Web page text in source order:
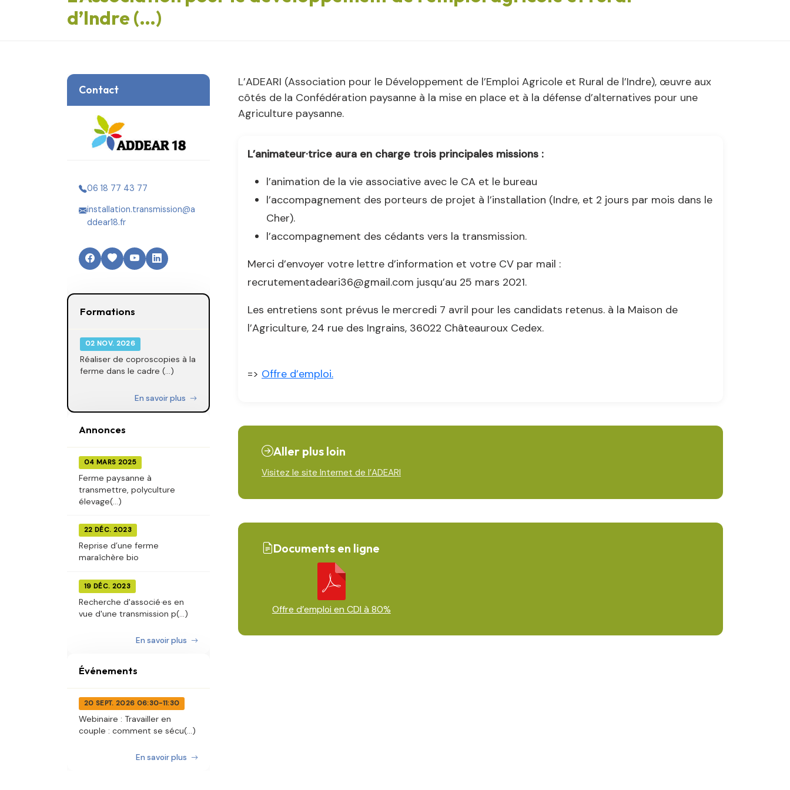
d’Indre (…)
Contact
06 18 77 43 77
installation.transmission@a
ddear18.fr
Formations
02 NOV. 2026
Réaliser de coproscopies à la
ferme dans le cadre (...)
En savoir plus
Annonces
04 MARS 2025
Ferme paysanne à
transmettre, polyculture
élevage(...)
22 DÉC. 2023
Reprise d’une ferme
maraîchère bio
19 DÉC. 2023
Recherche d'associé·es en
vue d'une transmission p(...)
En savoir plus
Événements
20 SEPT. 2026 06:30-11:30
Webinaire : Travailler en
couple : comment se sécu(...)
En savoir plus
L’ADEARI (Association pour le Développement de l’Emploi Agricole et Rural de l’Indre), œuvre aux
côtés de la Confédération paysanne à la mise en place et à la défense d’alternatives pour une
Agriculture paysanne.
L’animateur·trice aura en charge trois principales missions :
l’animation de la vie associative avec le CA et le bureau
l’accompagnement des porteurs de projet à l’installation (Indre, et 2 jours par mois dans le
Cher).
l’accompagnement des cédants vers la transmission.
Merci d’envoyer votre lettre d’information et votre CV par mail :
recrutementadeari36@gmail.com jusqu’au 25 mars 2021.
Les entretiens sont prévus le mercredi 7 avril pour les candidats retenus. à la Maison de
l’Agriculture, 24 rue des Ingrains, 36022 Châteauroux Cedex.
=> Offre d’emploi.
Aller plus loin
Visitez le site Internet de l’ADEARI
Documents en ligne
Offre d’emploi en CDI à 80%